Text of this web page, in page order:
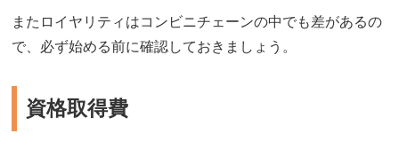
またロイヤリティはコンビニチェーンの中でも差があるの
で、必ず始める前に確認しておきましょう。
資格取得費